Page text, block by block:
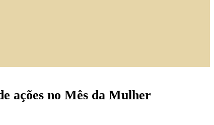
ações no Mês da Mulher